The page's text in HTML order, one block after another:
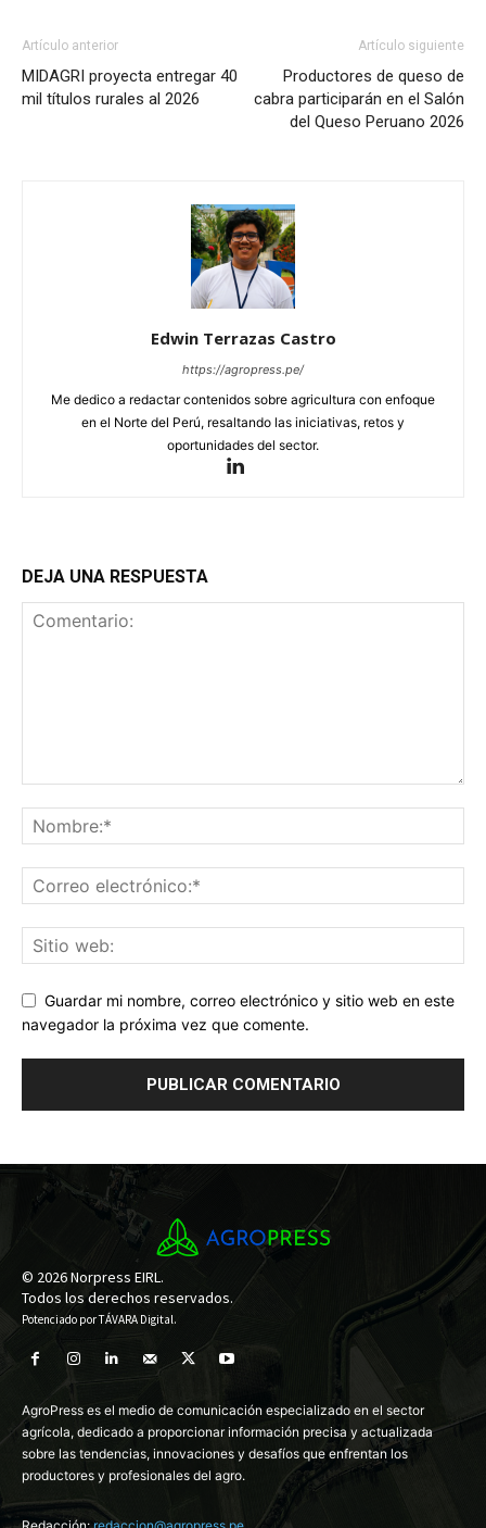
Artículo anterior
MIDAGRI proyecta entregar 40
mil títulos rurales al 2026
Artículo siguiente
Productores de queso de
cabra participarán en el Salón
del Queso Peruano 2026
Edwin Terrazas Castro
https://agropress.pe/
Me dedico a redactar contenidos sobre agricultura con enfoque
en el Norte del Perú, resaltando las iniciativas, retos y
oportunidades del sector.
DEJA UNA RESPUESTA
Guardar mi nombre, correo electrónico y sitio web en este
navegador la próxima vez que comente.
© 2026 Norpress EIRL.
Todos los derechos reservados.
Potenciado porTÁVARA Digital.
AgroPress es el medio de comunicación especializado en el sector
agrícola, dedicado a proporcionar información precisa y actualizada
sobre las tendencias, innovaciones y desafíos que enfrentan los
productores y profesionales del agro.